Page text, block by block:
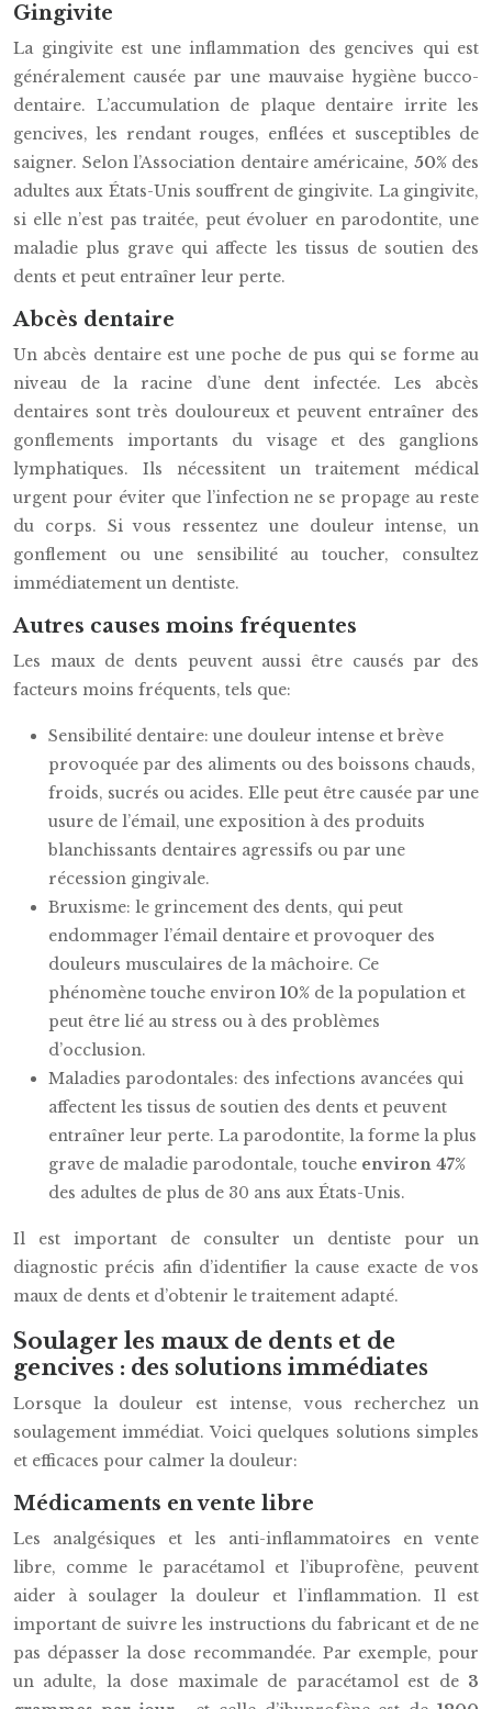
Gingivite
La gingivite est une inflammation des gencives qui est
généralement causée par une mauvaise hygiène bucco-
dentaire. L’accumulation de plaque dentaire irrite les
gencives, les rendant rouges, enflées et susceptibles de
saigner. Selon l’Association dentaire américaine, 50% des
adultes aux États-Unis souffrent de gingivite. La gingivite,
si elle n’est pas traitée, peut évoluer en parodontite, une
maladie plus grave qui affecte les tissus de soutien des
dents et peut entraîner leur perte.
Abcès dentaire
Un abcès dentaire est une poche de pus qui se forme au
niveau de la racine d’une dent infectée. Les abcès
dentaires sont très douloureux et peuvent entraîner des
gonflements importants du visage et des ganglions
lymphatiques. Ils nécessitent un traitement médical
urgent pour éviter que l’infection ne se propage au reste
du corps. Si vous ressentez une douleur intense, un
gonflement ou une sensibilité au toucher, consultez
immédiatement un dentiste.
Autres causes moins fréquentes
Les maux de dents peuvent aussi être causés par des
facteurs moins fréquents, tels que:
Sensibilité dentaire: une douleur intense et brève
provoquée par des aliments ou des boissons chauds,
froids, sucrés ou acides. Elle peut être causée par une
usure de l’émail, une exposition à des produits
blanchissants dentaires agressifs ou par une
récession gingivale.
Bruxisme: le grincement des dents, qui peut
endommager l’émail dentaire et provoquer des
douleurs musculaires de la mâchoire. Ce
phénomène touche environ 10% de la population et
peut être lié au stress ou à des problèmes
d’occlusion.
Maladies parodontales: des infections avancées qui
affectent les tissus de soutien des dents et peuvent
entraîner leur perte. La parodontite, la forme la plus
grave de maladie parodontale, touche environ 47%
des adultes de plus de 30 ans aux États-Unis.
Il est important de consulter un dentiste pour un
diagnostic précis afin d’identifier la cause exacte de vos
maux de dents et d’obtenir le traitement adapté.
Soulager les maux de dents et de
gencives : des solutions immédiates
Lorsque la douleur est intense, vous recherchez un
soulagement immédiat. Voici quelques solutions simples
et efficaces pour calmer la douleur:
Médicaments en vente libre
Les analgésiques et les anti-inflammatoires en vente
libre, comme le paracétamol et l’ibuprofène, peuvent
aider à soulager la douleur et l’inflammation. Il est
important de suivre les instructions du fabricant et de ne
pas dépasser la dose recommandée. Par exemple, pour
un adulte, la dose maximale de paracétamol est de 3